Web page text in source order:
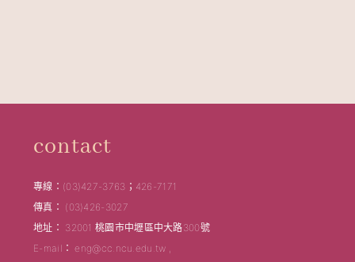
contact
專線：(03)427-3763；426-7171
傳真： (03)426-3027
地址： 32001 桃園市中壢區中大路300號
E-mail： eng@cc.ncu.edu.tw ,